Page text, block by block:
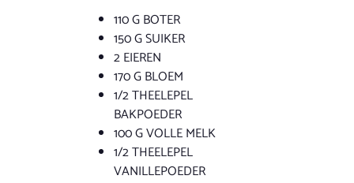
110 G BOTER
150 G SUIKER
2 EIEREN
170 G BLOEM
1/2 THEELEPEL
BAKPOEDER
100 G VOLLE MELK
1/2 THEELEPEL
VANILLEPOEDER